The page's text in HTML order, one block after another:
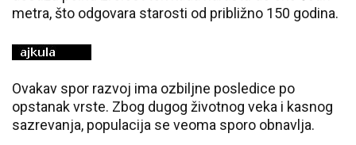
metra, što odgovara starosti od približno 150 godina.
Ovakav spor razvoj ima ozbiljne posledice po
opstanak vrste. Zbog dugog životnog veka i kasnog
sazrevanja, populacija se veoma sporo obnavlja.